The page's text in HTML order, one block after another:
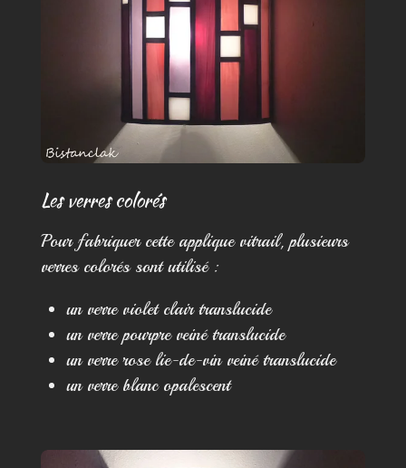
Les verres colorés
Pour fabriquer cette applique vitrail, plusieurs
verres colorés sont utilisé :
un verre violet clair translucide
un verre pourpre veiné translucide
un verre rose lie-de-vin veiné translucide
un verre blanc opalescent